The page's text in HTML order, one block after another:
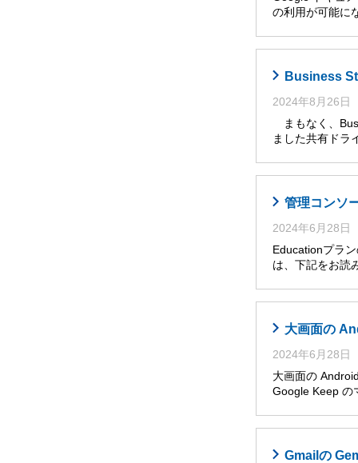
の利用が可能に
Business
2024年8月26日
まもなく、
ました共有ドラ
管理コンソ
2024年6月28日
Educationプラ
は、下記をお
大画面の
2024年6月28日
大画面の
Google Keep の
Gmailの